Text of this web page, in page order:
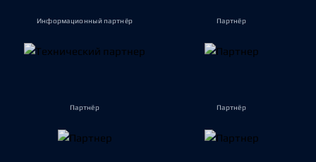
Информационный партнёр Партнёр
Партнёр Партнёр